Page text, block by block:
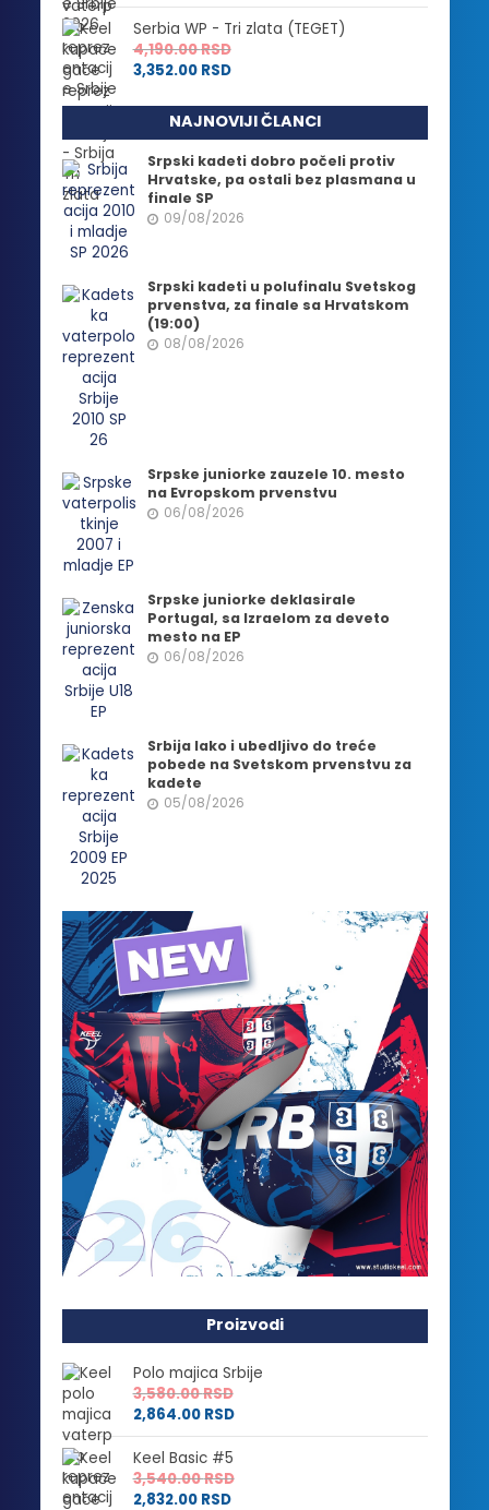
Serbia WP - Tri zlata (TEGET)
4,190.00RSD
3,352.00 RSD
NAJNOVIJI ČLANCI
Srpski kadeti dobro počeli protiv
Hrvatske, pa ostali bez plasmana u
finale SP
09/08/2026
Srpski kadeti u polufinalu Svetskog
prvenstva, za finale sa Hrvatskom
(19:00)
08/08/2026
Srpske juniorke zauzele 10. mesto
na Evropskom prvenstvu
06/08/2026
Srpske juniorke deklasirale
Portugal, sa Izraelom za deveto
mesto na EP
06/08/2026
Srbija lako i ubedljivo do treće
pobede na Svetskom prvenstvu za
kadete
05/08/2026
Proizvodi
Polo majica Srbije
3,580.00RSD
2,864.00 RSD
Keel Basic #5
3,540.00RSD
2,832.00 RSD